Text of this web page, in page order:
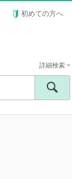
初めての方へ
詳細検索